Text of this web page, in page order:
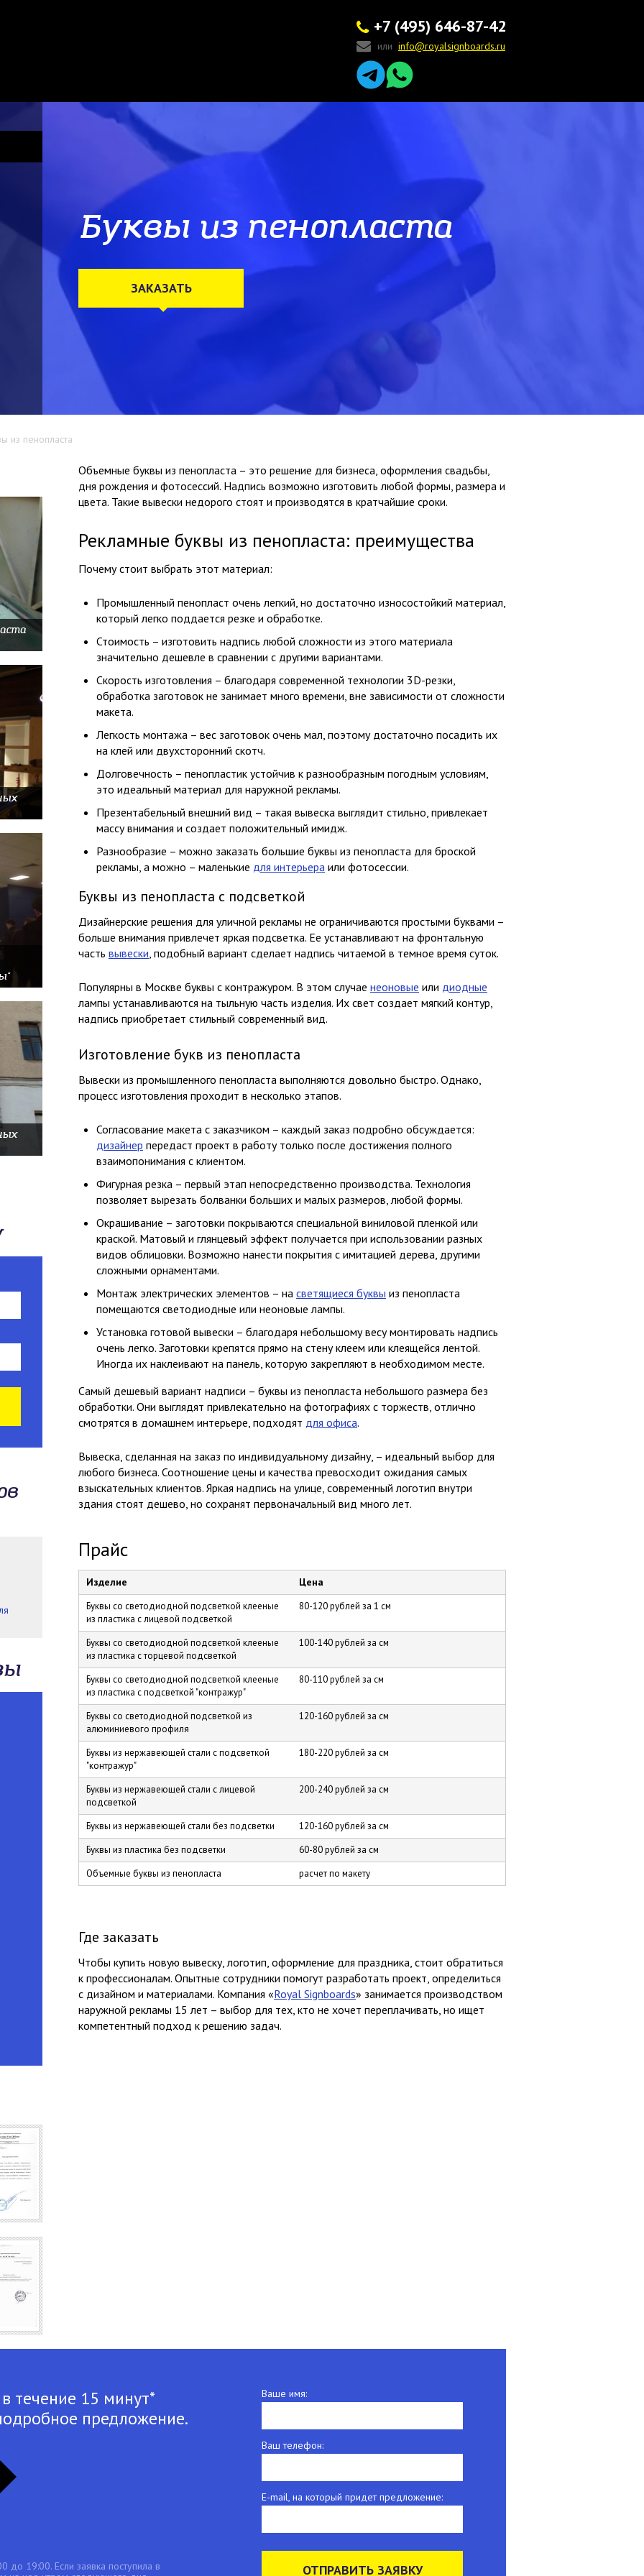
+7 (495) 646-87-42
или info@royalsignboards.ru
Буквы из пенопласта
ЗАКАЗАТЬ
из пенопласта
Объемные буквы из пенопласта – это решение для бизнеса, оформления свадьбы,
дня рождения и фотосессий. Надпись возможно изготовить любой формы, размера и
цвета. Такие вывески недорого стоят и производятся в кратчайшие сроки.
Рекламные буквы из пенопласта: преимущества
Почему стоит выбрать этот материал:
Промышленный пенопласт очень легкий, но достаточно износостойкий материал,
который легко поддается резке и обработке.
Стоимость – изготовить надпись любой сложности из этого материала
значительно дешевле в сравнении с другими вариантами.
Скорость изготовления – благодаря современной технологии 3D-резки,
обработка заготовок не занимает много времени, вне зависимости от сложности
макета.
Легкость монтажа – вес заготовок очень мал, поэтому достаточно посадить их
на клей или двухсторонний скотч.
Долговечность – пенопластик устойчив к разнообразным погодным условиям,
это идеальный материал для наружной рекламы.
Презентабельный внешний вид – такая вывеска выглядит стильно, привлекает
массу внимания и создает положительный имидж.
Разнообразие – можно заказать большие буквы из пенопласта для броской
рекламы, а можно – маленькие для интерьера или фотосессии.
Буквы из пенопласта с подсветкой
Дизайнерские решения для уличной рекламы не ограничиваются простыми буквами –
больше внимания привлечет яркая подсветка. Ее устанавливают на фронтальную
часть вывески, подобный вариант сделает надпись читаемой в темное время суток.
Популярны в Москве буквы с контражуром. В этом случае неоновые или диодные
лампы устанавливаются на тыльную часть изделия. Их свет создает мягкий контур,
надпись приобретает стильный современный вид.
Изготовление букв из пенопласта
Вывески из промышленного пенопласта выполняются довольно быстро. Однако,
процесс изготовления проходит в несколько этапов.
Согласование макета с заказчиком – каждый заказ подробно обсуждается:
дизайнер передаст проект в работу только после достижения полного
взаимопонимания с клиентом.
Фигурная резка – первый этап непосредственно производства. Технология
позволяет вырезать болванки больших и малых размеров, любой формы.
Окрашивание – заготовки покрываются специальной виниловой пленкой или
краской. Матовый и глянцевый эффект получается при использовании разных
видов облицовки. Возможно нанести покрытия с имитацией дерева, другими
сложными орнаментами.
Монтаж электрических элементов – на светящиеся буквы из пенопласта
помещаются светодиодные или неоновые лампы.
Установка готовой вывески – благодаря небольшому весу монтировать надпись
очень легко. Заготовки крепятся прямо на стену клеем или клеящейся лентой.
Иногда их наклеивают на панель, которую закрепляют в необходимом месте.
Самый дешевый вариант надписи – буквы из пенопласта небольшого размера без
обработки. Они выглядят привлекательно на фотографиях с торжеств, отлично
смотрятся в домашнем интерьере, подходят для офиса.
Вывеска, сделанная на заказ по индивидуальному дизайну, – идеальный выбор для
любого бизнеса. Соотношение цены и качества превосходит ожидания самых
взыскательных клиентов. Яркая надпись на улице, современный логотип внутри
здания стоят дешево, но сохранят первоначальный вид много лет.
Прайс
Изделие Цена
Буквы со светодиодной подсветкой клееные
из пластика с лицевой подсветкой
80-120 рублей за 1 см
Буквы со светодиодной подсветкой клееные
из пластика с торцевой подсветкой
100-140 рублей за см
Буквы со светодиодной подсветкой клееные
из пластика с подсветкой "контражур"
80-110 рублей за см
Буквы со светодиодной подсветкой из
алюминиевого профиля
120-160 рублей за см
Буквы из нержавеющей стали с подсветкой
"контражур"
180-220 рублей за см
Буквы из нержавеющей стали с лицевой
подсветкой
200-240 рублей за см
Буквы из нержавеющей стали без подсветки
120-160 рублей за см
Буквы из пластика без подсветки
60-80 рублей за см
Объемные буквы из пенопласта
расчет по макету
Где заказать
Чтобы купить новую вывеску, логотип, оформление для праздника, стоит обратиться
к профессионалам. Опытные сотрудники помогут разработать проект, определиться
с дизайном и материалами. Компания «Royal Signboards» занимается производством
наружной рекламы 15 лет – выбор для тех, кто не хочет переплачивать, но ищет
компетентный подход к решению задач.
Ваше имя:
Ваш телефон:
E-mail, на который придет предложение:
ОТПРАВИТЬ ЗАЯВКУ
течение 15 минут*
предложение.
19:00. Если заявка поступила в